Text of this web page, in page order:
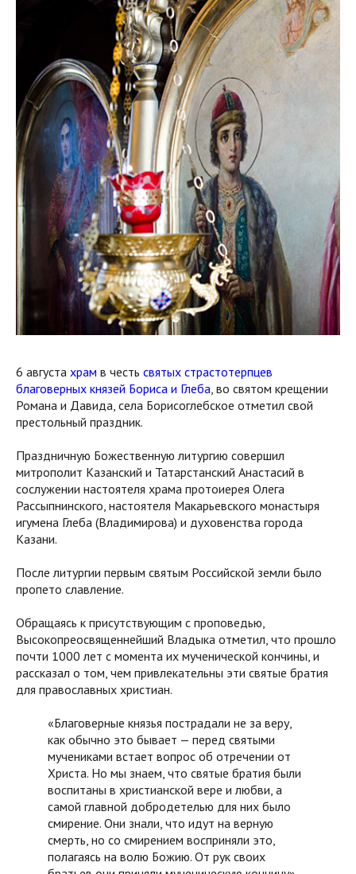
6 августа храм в честь святых страстотерпцев
благоверных князей Бориса и Глеба, во святом крещении
Романа и Давида, села Борисоглебское отметил свой
престольный праздник.
Праздничную Божественную литургию совершил
митрополит Казанский и Татарстанский Анастасий в
сослужении настоятеля храма протоиерея Олега
Рассыпнинского, настоятеля Макарьевского монастыря
игумена Глеба (Владимирова) и духовенства города
Казани.
После литургии первым святым Российской земли было
пропето славление.
Обращаясь к присутствующим с проповедью,
Высокопреосвященнейший Владыка отметил, что прошло
почти 1000 лет с момента их мученической кончины, и
рассказал о том, чем привлекательны эти святые братия
для православных христиан.
«Благоверные князья пострадали не за веру,
как обычно это бывает — перед святыми
мучениками встает вопрос об отречении от
Христа. Но мы знаем, что святые братия были
воспитаны в христианской вере и любви, а
самой главной добродетелью для них было
смирение. Они знали, что идут на верную
смерть, но со смирением восприняли это,
полагаясь на волю Божию. От рук своих